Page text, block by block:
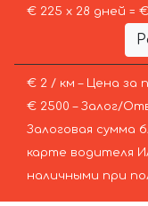
€ 225 х 28 дней =
€ 2 / км – Цена за
€ 2500 – Залог/
Залоговая сумма
карте водителя
наличными при